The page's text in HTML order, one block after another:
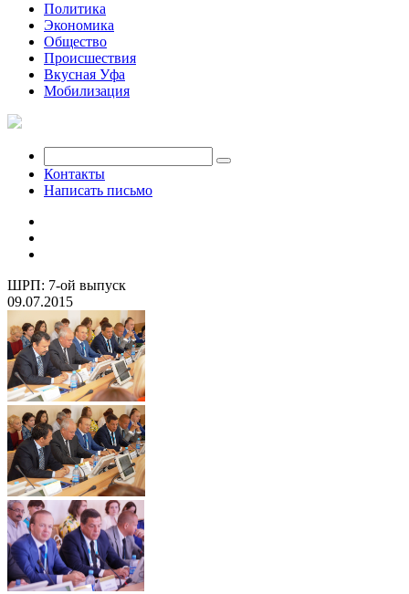
Политика
Экономика
Общество
Происшествия
Вкусная Уфа
Мобилизация
Контакты
Написать письмо
ШРП: 7-ой выпуск
09.07.2015